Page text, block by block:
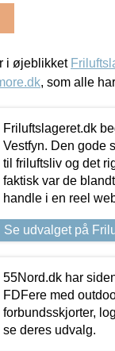
i øjeblikket
, som alle
Friluftslageret.dk
Vestfyn. Den gode
til friluftsliv og det
faktisk var de
handle i en reel
Se udvalget på
55Nord.dk har
FDFere med
forbundsskjorter,
se deres udvalg.